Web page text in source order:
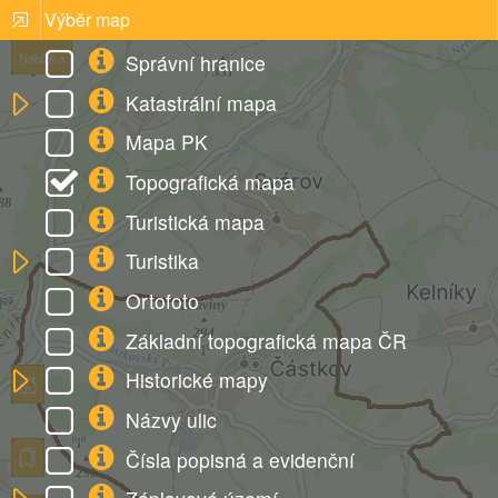
Nabídka
Výběr map
Správní hranice
Katastrální mapa
Mapa PK
Topografická mapa
Turistická mapa
Turistika
Ortofoto
Základní topografická mapa ČR
Historické mapy
Názvy ulic
Čísla popisná a evidenční